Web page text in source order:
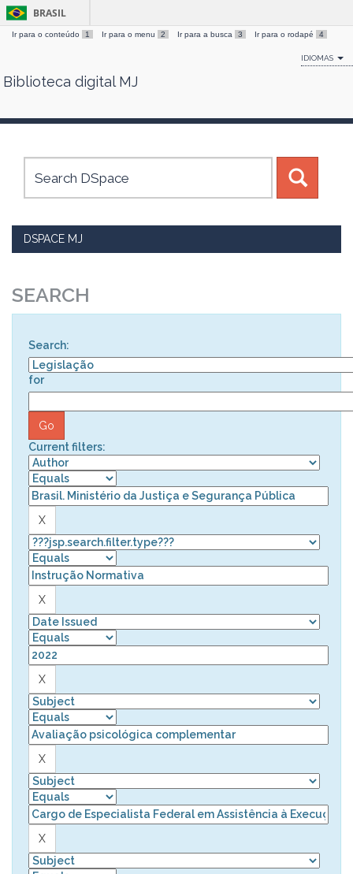
Skip
BRASIL
Ir para o conteúdo 1 Ir para o menu 2 Ir para a busca 3 Ir para o rodapé 4
IDIOMAS
Biblioteca digital MJ
DSPACE MJ
SEARCH
Search:
for
Current filters: